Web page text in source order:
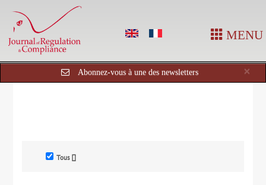
MENU
×
Abonnez-vous à une des newsletters
Tous []